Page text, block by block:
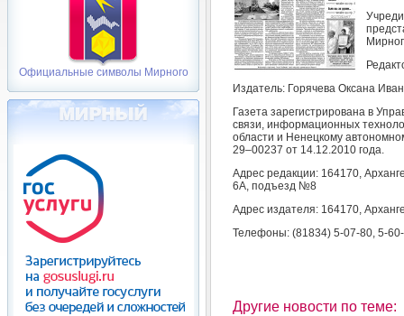
Официальные символы Мирного
Издатель: Горячева Оксана
Газета зарегистрирована в
связи, информационных
области и Ненецкому
29–00237 от 14.12.2010 года.
Адрес редакции: 164170,
6А, подъезд №8
Адрес издателя: 164170,
Телефоны: (81834) 5-07-80, 5-
Другие новости по теме: